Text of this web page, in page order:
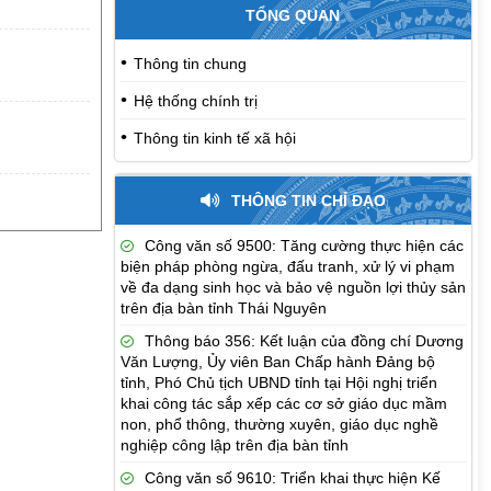
TỔNG QUAN
Thông tin chung
Hệ thống chính trị
Thông tin kinh tế xã hội
THÔNG TIN CHỈ ĐẠO
Công văn số 9500: Tăng cường thực hiện các
biện pháp phòng ngừa, đấu tranh, xử lý vi phạm
về đa dạng sinh học và bảo vệ nguồn lợi thủy sản
trên địa bàn tỉnh Thái Nguyên
Thông báo 356: Kết luận của đồng chí Dương
Văn Lượng, Ủy viên Ban Chấp hành Đảng bộ
tỉnh, Phó Chủ tịch UBND tỉnh tại Hội nghị triển
khai công tác sắp xếp các cơ sở giáo dục mầm
non, phổ thông, thường xuyên, giáo dục nghề
nghiệp công lập trên địa bàn tỉnh
Công văn số 9610: Triển khai thực hiện Kế